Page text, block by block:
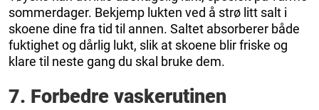
sommerdager. Bekjemp lukten ved å strø litt salt i
skoene dine fra tid til annen. Saltet absorberer både
fuktighet og dårlig lukt, slik at skoene blir friske og
klare til neste gang du skal bruke dem.
7. Forbedre vaskerutinen